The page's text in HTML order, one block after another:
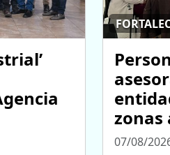
zonas
07/08/